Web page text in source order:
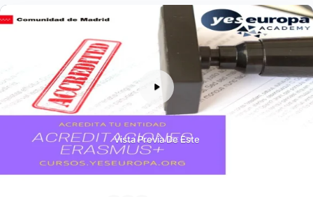
Vista Previa De Este